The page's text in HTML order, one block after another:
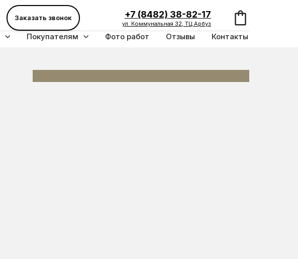
Заказать звонок +7 (8482) 38-82-17
ул. Коммунальная 32, ТЦ Арбуз
Покупателям Фото работ Отзывы Контакты